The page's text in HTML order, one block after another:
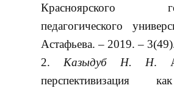
Красноярского
педагогического
Астафьева. – 2019. –
Казыдуб Н. Н.
перспективизация